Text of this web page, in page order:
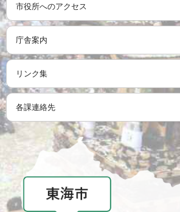
市役所へのアクセス
庁舎案内
リンク集
各課連絡先